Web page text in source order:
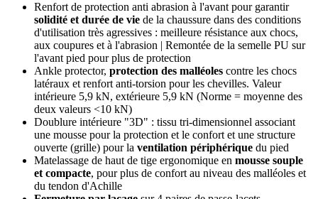
Renfort de protection anti abrasion à l'avant pour garantir
solidité et durée de vie de la chaussure dans des conditions
d'utilisation très agressives : meilleure résistance aux chocs,
aux coupures et à l'abrasion | Remontée de la semelle PU sur
l'avant pied pour plus de protection
Ankle protector, protection des malléoles contre les chocs
latéraux et renfort anti-torsion pour les chevilles. Valeur
intérieure 5,9 kN, extérieure 5,9 kN (Norme = moyenne des
deux valeurs <10 kN)
Doublure intérieure "3D" : tissu tri-dimensionnel associant
une mousse pour la protection et le confort et une structure
ouverte (grille) pour la ventilation périphérique du pied
Matelassage de haut de tige ergonomique en mousse souple
et compacte, pour plus de confort au niveau des malléoles et
du tendon d'Achille